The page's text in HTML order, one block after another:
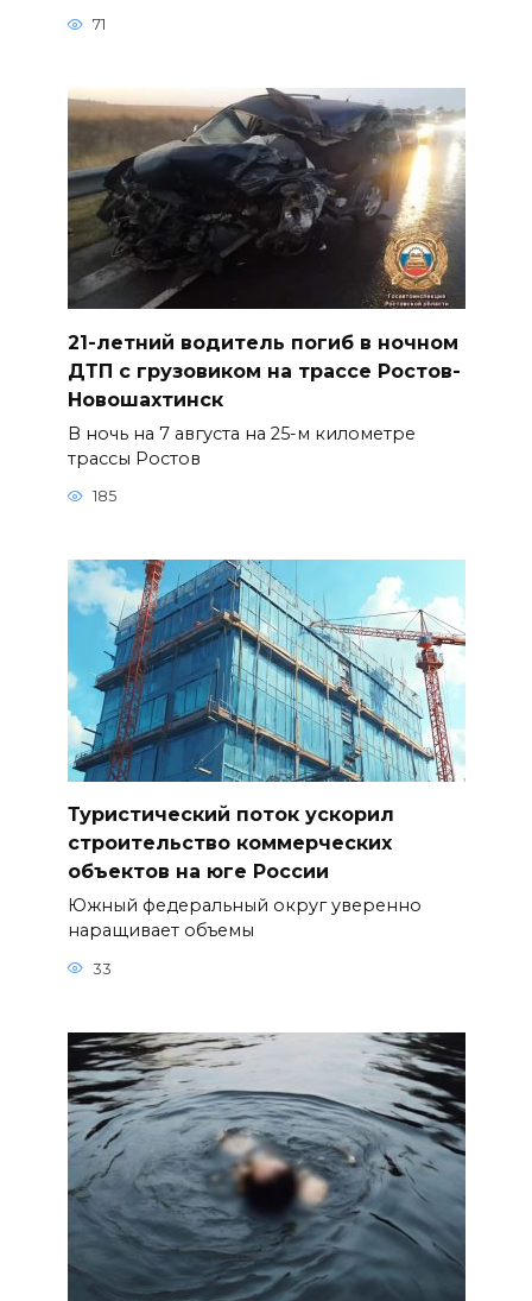
71
21-летний водитель погиб в ночном
ДТП с грузовиком на трассе Ростов-
Новошахтинск
В ночь на 7 августа на 25-м километре
трассы Ростов
185
Туристический поток ускорил
строительство коммерческих
объектов на юге России
Южный федеральный округ уверенно
наращивает объемы
33